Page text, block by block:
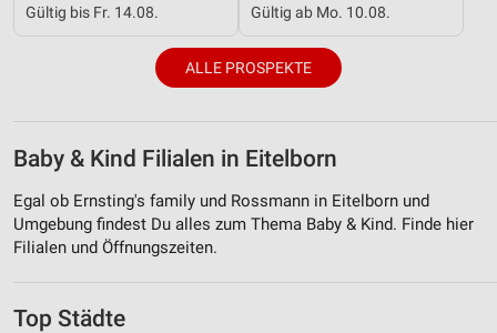
Gültig bis Fr. 14.08. Gültig ab Mo. 10.08.
ALLE PROSPEKTE
Baby & Kind Filialen in Eitelborn
Egal ob Ernsting's family und Rossmann in Eitelborn und
Umgebung findest Du alles zum Thema Baby & Kind. Finde hier
Filialen und Öffnungszeiten.
Top Städte